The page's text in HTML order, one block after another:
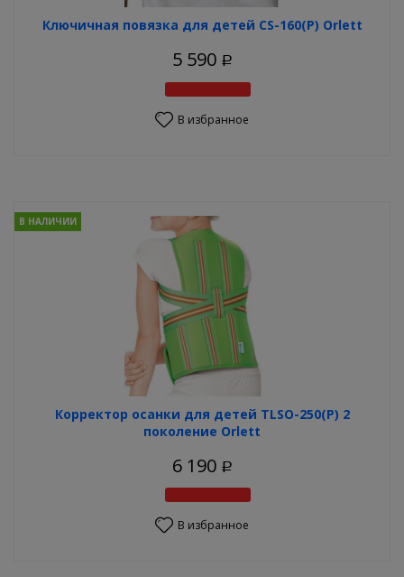
Ключичная повязка для детей CS-160(P) Orlett
5 590 Р
В избранное
Корректор осанки для детей TLSO-250(P) 2
поколение Orlett
В НАЛИЧИИ
6 190 Р
В избранное